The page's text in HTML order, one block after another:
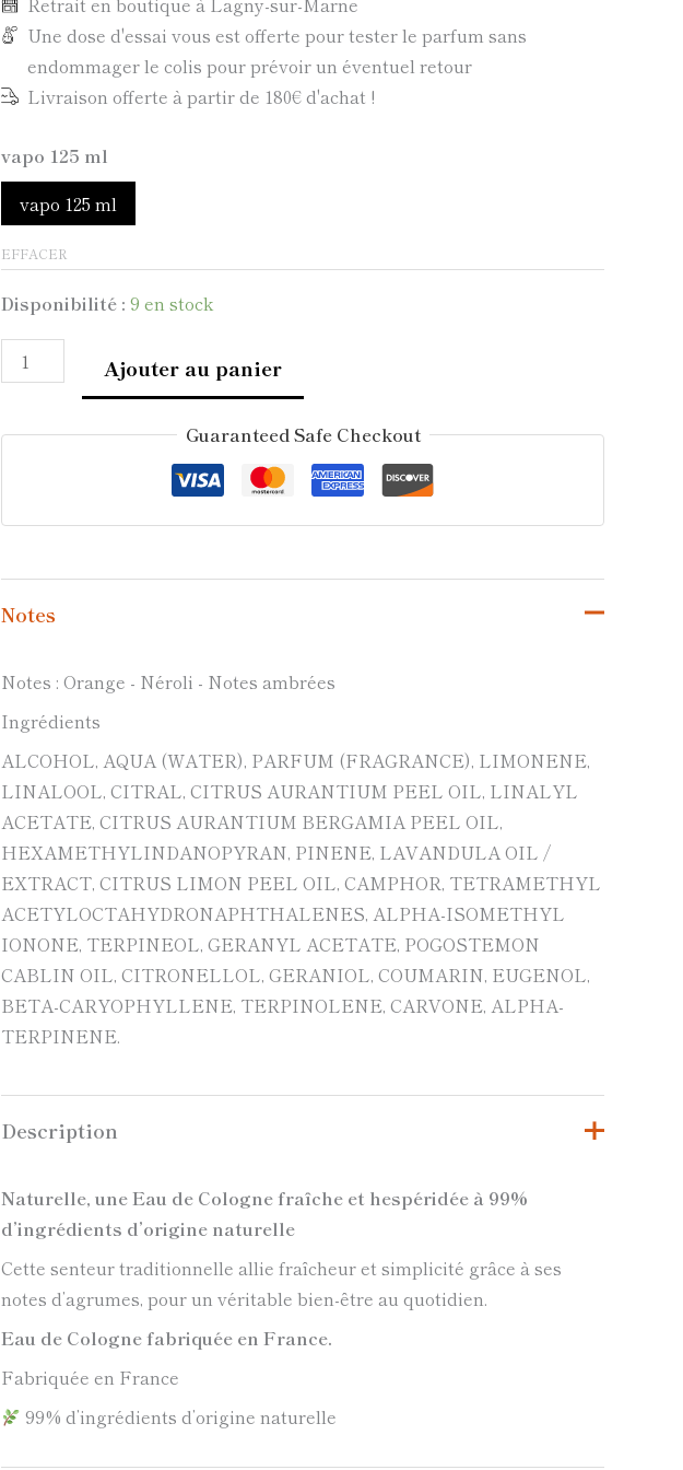
Une dose d'essai vous est offerte pour tester le parfum sans
endommager le colis pour prévoir un éventuel retour
Livraison offerte à partir de 180€ d'achat !
vapo 125 ml
vapo 125 ml
EFFACER
Disponibilité : 9 en stock
Ajouter au panier
Guaranteed Safe Checkout
Notes
Notes : Orange - Néroli - Notes ambrées
Ingrédients
ALCOHOL, AQUA (WATER), PARFUM (FRAGRANCE), LIMONENE,
LINALOOL, CITRAL, CITRUS AURANTIUM PEEL OIL, LINALYL
ACETATE, CITRUS AURANTIUM BERGAMIA PEEL OIL,
HEXAMETHYLINDANOPYRAN, PINENE, LAVANDULA OIL /
EXTRACT, CITRUS LIMON PEEL OIL, CAMPHOR, TETRAMETHYL
ACETYLOCTAHYDRONAPHTHALENES, ALPHA-ISOMETHYL
IONONE, TERPINEOL, GERANYL ACETATE, POGOSTEMON
CABLIN OIL, CITRONELLOL, GERANIOL, COUMARIN, EUGENOL,
BETA-CARYOPHYLLENE, TERPINOLENE, CARVONE, ALPHA-
TERPINENE.
Description
Naturelle, une Eau de Cologne fraîche et hespéridée à 99%
d’ingrédients d’origine naturelle
Cette senteur traditionnelle allie fraîcheur et simplicité grâce à ses
notes d’agrumes, pour un véritable bien-être au quotidien.
Eau de Cologne fabriquée en France.
Fabriquée en France
99% d’ingrédients d’origine naturelle